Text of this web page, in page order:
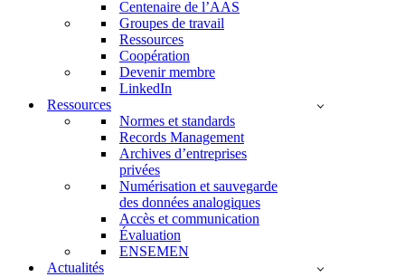
Centenaire de l’AAS
Groupes de travail
Ressources
Coopération
Devenir membre
LinkedIn
Ressources
Normes et standards
Records Management
Archives d’entreprises
privées
Numérisation et sauvegarde
des données analogiques
Accès et communication
Évaluation
ENSEMEN
Actualités